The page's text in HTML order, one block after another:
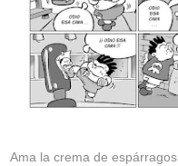
Ama la crema de espárragos